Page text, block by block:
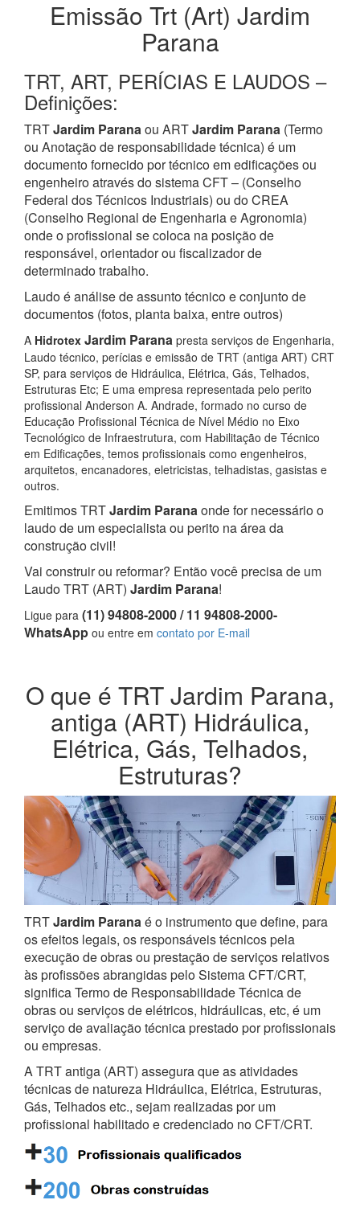
Emissão Trt (Art) Jardim
Parana
TRT, ART, PERÍCIAS E LAUDOS –
Definições:
TRTJardim Paranaou ARTJardim Parana (Termo
ou Anotação de responsabilidade técnica) é um
documento fornecido por técnico em edificações ou
engenheiro através do sistema CFT – (Conselho
Federal dos Técnicos Industriais) ou do CREA
(Conselho Regional de Engenharia e Agronomia)
onde o profissional se coloca na posição de
responsável, orientador ou fiscalizador de
determinado trabalho.
Laudo é análise de assunto técnico e conjunto de
documentos (fotos, planta baixa, entre outros)
A Hidrotex Jardim Parana presta serviços de Engenharia,
Laudo técnico, perícias e emissão de TRT (antiga ART) CRT
SP, para serviços de Hidráulica, Elétrica, Gás, Telhados,
Estruturas Etc; E uma empresa representada pelo perito
profissional Anderson A. Andrade, formado no curso de
Educação Profissional Técnica de Nível Médio no Eixo
Tecnológico de Infraestrutura, com Habilitação de Técnico
em Edificações, temos profissionais como engenheiros,
arquitetos, encanadores, eletricistas, telhadistas, gasistas e
outros.
Emitimos TRTJardim Paranaonde for necessário o
laudo de um especialista ou perito na área da
construção civil!
Vai construir ou reformar? Então você precisa de um
Laudo TRT (ART) Jardim Parana!
Ligue para (11) 94808-2000 / 11 94808-2000-
WhatsApp ou entre em contato por E-mail
O que é TRT Jardim Parana,
antiga (ART) Hidráulica,
Elétrica, Gás, Telhados,
Estruturas?
TRTJardim Paranaé o instrumento que define, para
os efeitos legais, os responsáveis técnicos pela
execução de obras ou prestação de serviços relativos
às profissões abrangidas pelo Sistema CFT/CRT,
significa Termo de Responsabilidade Técnica de
obras ou serviços de elétricos, hidráulicas, etc, é um
serviço de avaliação técnica prestado por profissionais
ou empresas.
A TRT antiga (ART) assegura que as atividades
técnicas de natureza Hidráulica, Elétrica, Estruturas,
Gás, Telhados etc., sejam realizadas por um
profissional habilitado e credenciado no CFT/CRT.